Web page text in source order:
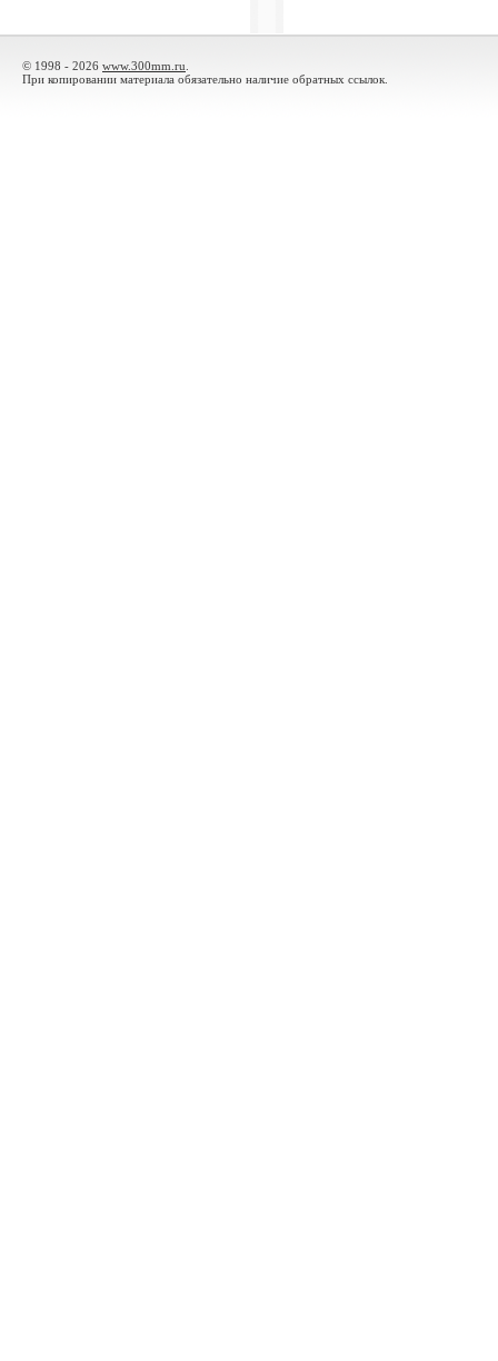
© 1998 - 2026 www.300mm.ru
При копировании материала обязательно наличие обратных ссылок.